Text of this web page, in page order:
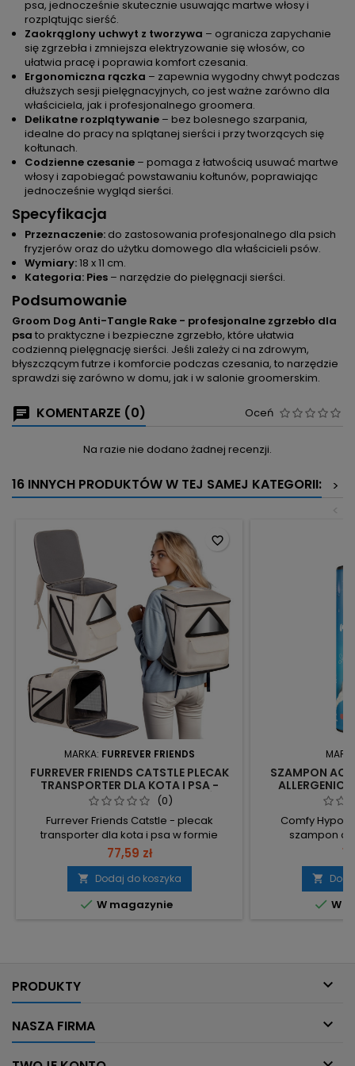
psa, jednocześnie skutecznie usuwając martwe włosy i
rozplątując sierść.
Zaokrąglony uchwyt z tworzywa – ogranicza zapychanie
się zgrzebła i zmniejsza elektryzowanie się włosów, co
ułatwia pracę i poprawia komfort czesania.
Ergonomiczna rączka – zapewnia wygodny chwyt podczas
dłuższych sesji pielęgnacyjnych, co jest ważne zarówno dla
właściciela, jak i profesjonalnego groomera.
Delikatne rozplątywanie – bez bolesnego szarpania,
idealne do pracy na splątanej sierści i przy tworzących się
kołtunach.
Codzienne czesanie – pomaga z łatwością usuwać martwe
włosy i zapobiegać powstawaniu kołtunów, poprawiając
jednocześnie wygląd sierści.
Specyfikacja
Przeznaczenie: do zastosowania profesjonalnego dla psich
fryzjerów oraz do użytku domowego dla właścicieli psów.
Wymiary:18 x 11 cm.
Kategoria: Pies – narzędzie do pielęgnacji sierści.
Podsumowanie
Groom Dog Anti-Tangle Rake - profesjonalne zgrzebło dla
psa to praktyczne i bezpieczne zgrzebło, które ułatwia
codzienną pielęgnację sierści. Jeśli zależy ci na zdrowym,
błyszczącym futrze i komforcie podczas czesania, to narzędzie
sprawdzi się zarówno w domu, jak i w salonie groomerskim.
KOMENTARZE (0) Oceń
Na razie nie dodano żadnej recenzji.
16 INNYCH PRODUKTÓW W TEJ SAMEJ KATEGORII:
>
<
MARKA: FURREVER FRIENDS
FURREVER FRIENDS CATSTLE PLECAK
TRANSPORTER DLA KOTA I PSA -
BEZPIECZNY KOMFORT W PODRÓŻY
(0)
Furrever Friends Catstle - plecak
transporter dla kota i psa w formie
plecaka, przeznaczony dla zwierząt do 8
kg. Wymiary 30x30x40cm – określona
przestrzeń transportowa. Limit wagi 8 kg
– maksymalny dopuszczalny ciężar
pupila. Materiały odporne na drapanie,
77,59 zł
 Dodaj do koszyka
 W magazynie
favorite_border
SZAMPON
ALLERGENIC
Comfy Hypo-
szampon
skłonnej do
poręczne
pielęgnacji.
przyśpiesza

 W
PRODUKTY 
NASZA FIRMA 